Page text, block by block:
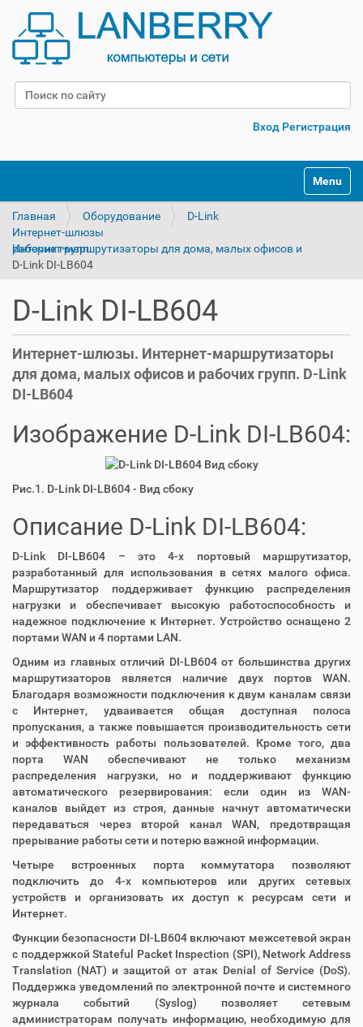
Поиск
Вход Регистрация
Главная Оборудование
D-Link
Интернет-шлюзы
Интернет-маршрутизаторы для дома, малых офисов и рабочих групп
D-Link DI-LB604
D-Link DI-LB604
Интернет-шлюзы. Интернет-маршрутизаторы
для дома, малых офисов и рабочих групп. D-Link
DI-LB604
Изображение D-Link DI-LB604:
Рис.1. D-Link DI-LB604 - Вид сбоку
Описание D-Link DI-LB604:
D-Link DI-LB604 – это 4-х портовый маршрутизатор,
разработанный для использования в сетях малого офиса.
Маршрутизатор поддерживает функцию распределения
нагрузки и обеспечивает высокую работоспособность и
надежное подключение к Интернет. Устройство оснащено 2
портами WAN и 4 портами LAN.
Одним из главных отличий DI-LB604 от большинства других
маршрутизаторов является наличие двух портов WAN.
Благодаря возможности подключения к двум каналам связи
с Интернет, удваивается общая доступная полоса
пропускания, а также повышается производительность сети
и эффективность работы пользователей. Кроме того, два
порта WAN обеспечивают не только механизм
распределения нагрузки, но и поддерживают функцию
автоматического резервирования: если один из WAN-
каналов выйдет из строя, данные начнут автоматически
передаваться через второй канал WAN, предотвращая
прерывание работы сети и потерю важной информации.
Четыре встроенных порта коммутатора позволяют
подключить до 4-х компьютеров или других сетевых
устройств и организовать их доступ к ресурсам сети и
Интернет.
Функции безопасности DI-LB604 включают межсетевой экран
с поддержкой Stateful Packet Inspection (SPI), Network Address
Translation (NAT) и защитой от атак Denial of Service (DoS).
Поддержка уведомлений по электронной почте и системного
журнала событий (Syslog) позволяет сетевым
администраторам получать информацию, необходимую для